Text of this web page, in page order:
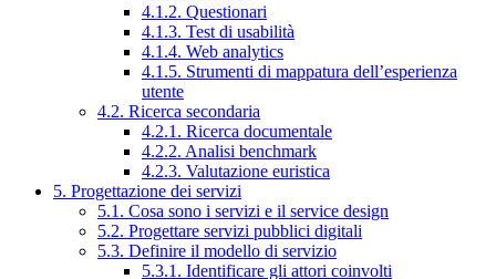
4.1.2. Questionari
4.1.3. Test di usabilità
4.1.4. Web analytics
4.1.5. Strumenti di mappatura dell’esperienza
utente
4.2. Ricerca secondaria
4.2.1. Ricerca documentale
4.2.2. Analisi benchmark
4.2.3. Valutazione euristica
5. Progettazione dei servizi
5.1. Cosa sono i servizi e il service design
5.2. Progettare servizi pubblici digitali
5.3. Definire il modello di servizio
5.3.1. Identificare gli attori coinvolti